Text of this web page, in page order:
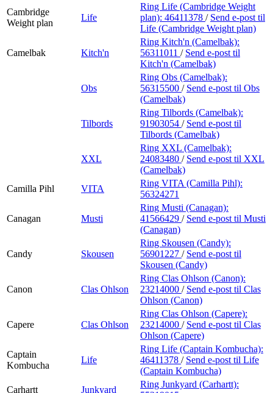
Cambridge
Weight plan
Life
Ring Life (Cambridge Weight
plan): 46411378 / Send e-post til
Life (Cambridge Weight plan)
Camelbak Kitch'n
Ring Kitch'n (Camelbak):
56311011 / Send e-post til
Kitch'n (Camelbak)
Obs
Ring Obs (Camelbak):
56315500 / Send e-post til Obs
(Camelbak)
Tilbords
Ring Tilbords (Camelbak):
91903054 / Send e-post til
Tilbords (Camelbak)
XXL
Ring XXL (Camelbak):
24083480 / Send e-post til XXL
(Camelbak)
Camilla Pihl
VITA
Ring VITA (Camilla Pihl):
56324271
Canagan Musti
Ring Musti (Canagan):
41566429 / Send e-post til Musti
(Canagan)
Candy Skousen
Ring Skousen (Candy):
56901227 / Send e-post til
Skousen (Candy)
Canon Clas Ohlson
Ring Clas Ohlson (Canon):
23214000 / Send e-post til Clas
Ohlson (Canon)
Capere Clas Ohlson
Ring Clas Ohlson (Capere):
23214000 / Send e-post til Clas
Ohlson (Capere)
Captain
Kombucha
Life
Ring Life (Captain Kombucha):
46411378 / Send e-post til Life
(Captain Kombucha)
Carhartt
Junkyard
Ring Junkyard (Carhartt):